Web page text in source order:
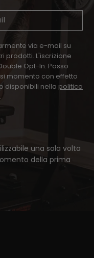
via e-mail su
prodotti. L'iscrizione
Opt-In. Posso
momento con effetto
disponibili nella politica
.
una sola volta
della prima